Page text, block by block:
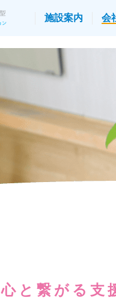
施設案内 会
心と繋がる支